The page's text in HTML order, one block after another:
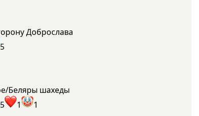
Доброслава
Беляры шахеды
1 1